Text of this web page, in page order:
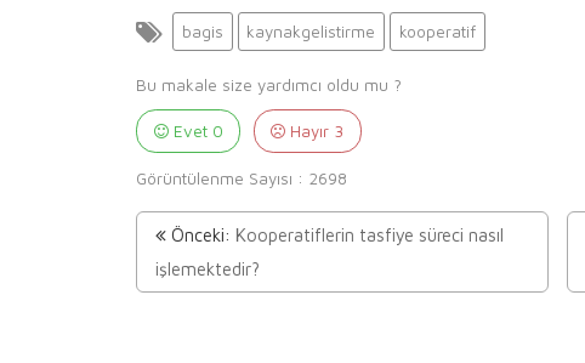
bagis kaynakgelistirme kooperatif
Bu makale size yardımcı oldu mu ?
Evet 0 Hayır 3
Görüntülenme Sayısı : 2698
Önceki: Kooperatiflerin tasfiye süreci nasıl
işlemektedir?